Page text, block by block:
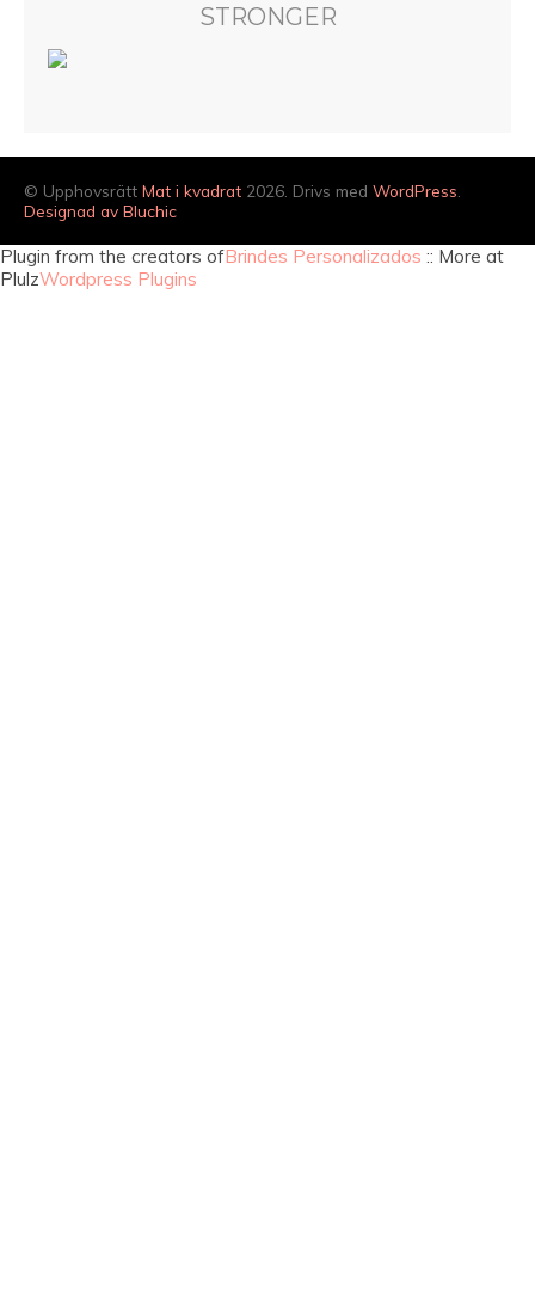
STRONGER
© Upphovsrätt Mat i kvadrat 2026. Drivs med WordPress
Designad av Bluchic
Plugin from the creators ofBrindes Personalizados :: More at
PlulzWordpress Plugins